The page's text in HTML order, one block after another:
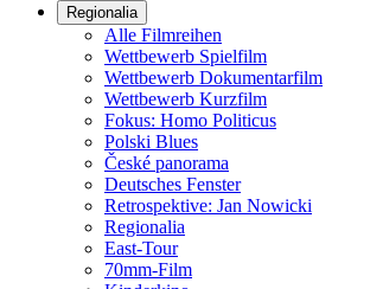
Regionalia
Alle Filmreihen
Wettbewerb Spielfilm
Wettbewerb Dokumentarfilm
Wettbewerb Kurzfilm
Fokus: Homo Politicus
Polski Blues
České panorama
Deutsches Fenster
Retrospektive: Jan Nowicki
Regionalia
East-Tour
70mm-Film